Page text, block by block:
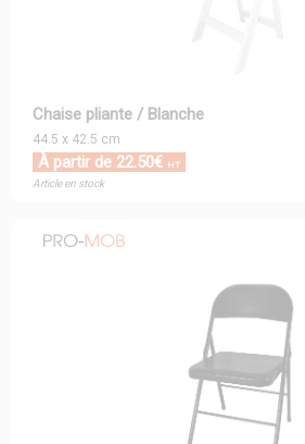
Chaise pliante / Blanche
44.5 x 42.5 cm
À partir de 22.50€ HT
Article en stock